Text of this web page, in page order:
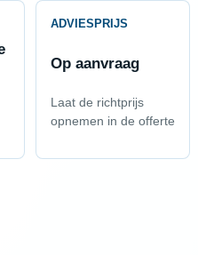
ADVIESPRIJS
Op aanvraag
Laat de richtprijs
opnemen in de offerte